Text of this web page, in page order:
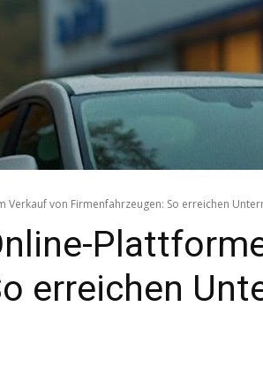
von Firmenfahrzeugen: So erreichen
erreichen